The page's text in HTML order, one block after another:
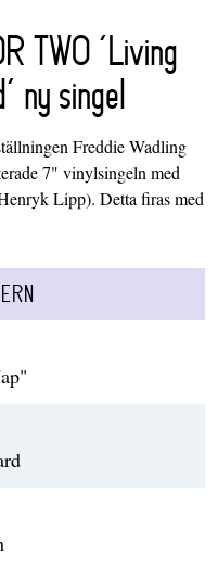
TWO ‘Living
ny singel
Freddie Wadling
7" vinylsingeln med
Lipp). Detta firas med